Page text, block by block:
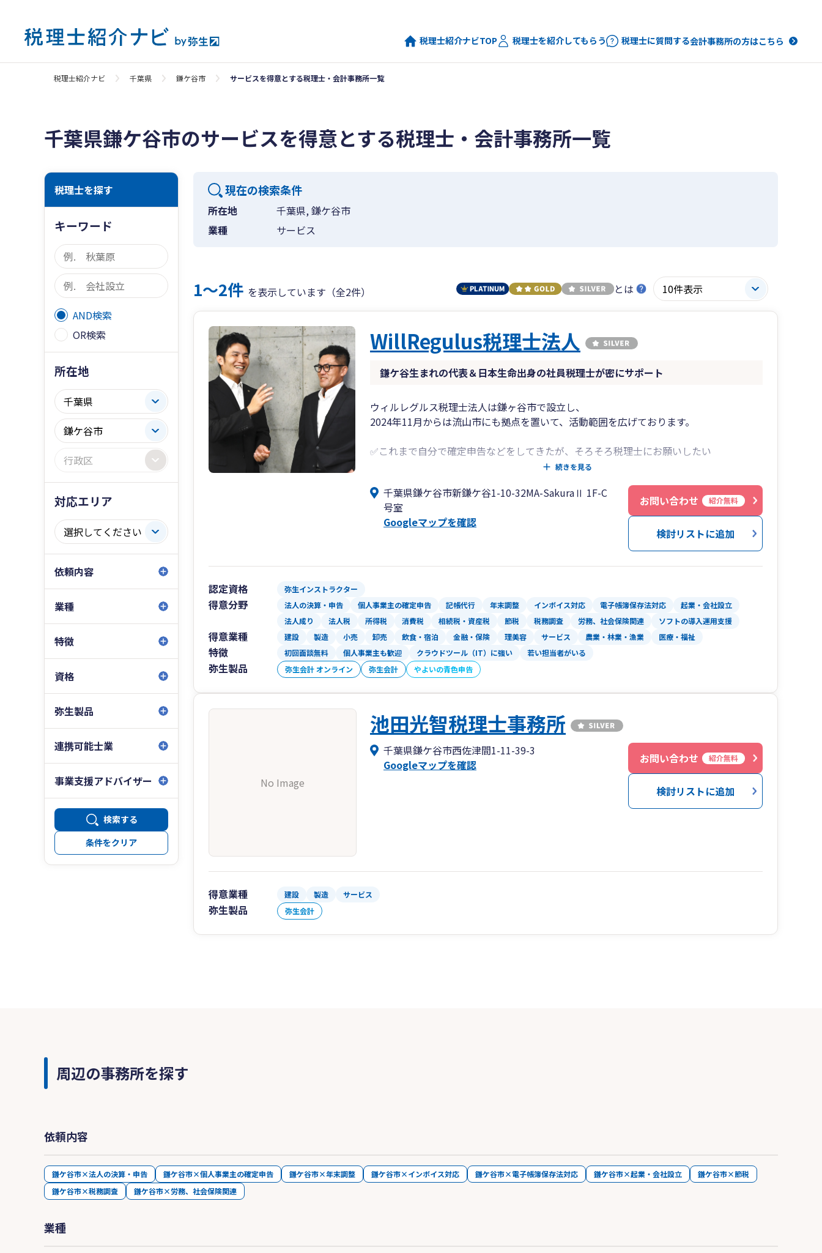
税理士紹介ナビTOP 税理士を紹介してもらう 税理士に質問する会計事務所の方はこちら
税理士紹介ナビ 千葉県 鎌ケ谷市 サービスを得意とする税理士・会計事務所一覧
千葉県鎌ケ谷市のサービスを得意とする税理士・会計事務所一覧
税理士を探す
キーワード
AND検索
OR検索
所在地
対応エリア
依頼内容
業種
特徴
資格
弥生製品
連携可能士業
事業支援アドバイザー
検索する
条件をクリア
現在の検索条件
所在地
千葉県, 鎌ケ谷市
業種
サービス
1〜2件 を表示しています（全2件） とは
WillRegulus税理士法人
鎌ケ谷生まれの代表＆日本生命出身の社員税理士が密にサポート
ウィルレグルス税理士法人は鎌ヶ谷市で設立し、
2024年11月からは流山市にも拠点を置いて、活動範囲を広げております。
✅これまで自分で確定申告などをしてきたが、そろそろ税理士にお願いしたい
✅相続について、どこから手をつけたら良い？
など、明確な目的に関することはもちろん、小さな心配事もお気軽にご相談ください。
現在の日本では、1年間で約15万の新しい法人と、それ以上の数の個人事業主が誕生して
しかし、その中で創業後3年以内に約30～60％が廃業するとも言われています。
それは「本業に専念するための時間と労力を買った」と捉えて自分の土俵で勝負に専念し
ていただき、
厳しい生存競争に勝ち残っていただきたいと思います。
当事務所はその戦いを全力で応援します。
続きを見る
千葉県鎌ケ谷市新鎌ケ谷1-10-32MA-SakuraⅡ 1F-C
号室
Googleマップを確認
お問い合わせ 紹介無料
検討リストに追加
認定資格 弥生インストラクター
得意分野 法人の決算・申告 個人事業主の確定申告 記帳代行 年末調整 インボイス対応 電子帳簿保存法対応
起業・会社設立
法人成り
法人税 所得税 消費税 相続税・資産税 節税 税務調査 労務、社会保険関連 ソフトの導入運用支援
得意業種 建設 製造 小売 卸売 飲食・宿泊 金融・保険 理美容 サービス 農業・林業・漁業 医療・福祉
特徴 初回面談無料 個人事業主も歓迎 クラウドツール（IT）に強い 若い担当者がいる
弥生製品 弥生会計 オンライン 弥生会計 やよいの青色申告
No Image
池田光智税理士事務所
千葉県鎌ケ谷市西佐津間1-11-39-3
Googleマップを確認
お問い合わせ 紹介無料
検討リストに追加
得意業種 建設 製造 サービス
弥生製品 弥生会計
周辺の事務所を探す
依頼内容
鎌ケ谷市×法人の決算・申告 鎌ケ谷市×個人事業主の確定申告 鎌ケ谷市×年末調整 鎌ケ谷市×インボイス対応 鎌ケ谷市×電子帳簿保存法対応 鎌ケ谷市×起業・会社設立
鎌ケ谷市×節税
鎌ケ谷市×税務調査
鎌ケ谷市×労務、社会保険関連
業種